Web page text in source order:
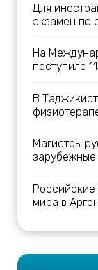
Для
экзамен по
На
поступило
В
Магистры
зарубежные
Российские
мира в